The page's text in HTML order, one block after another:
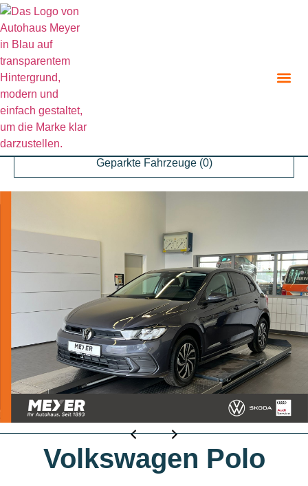
Geparkte Fahrzeuge (0)
Volkswagen Polo